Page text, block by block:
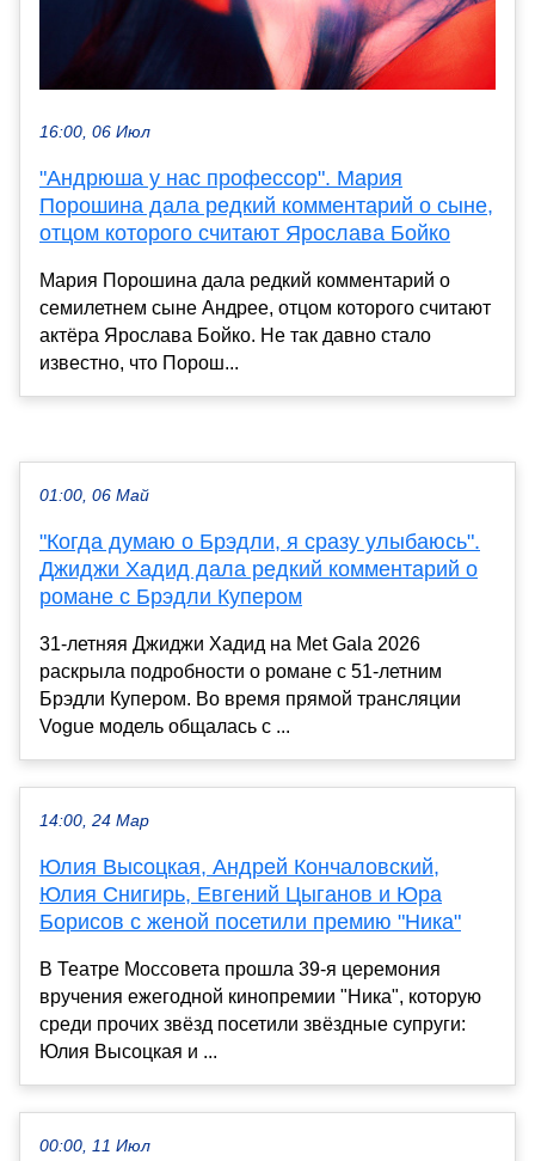
16:00, 06 Июл
"Андрюша у нас профессор". Мария
Порошина дала редкий комментарий о сыне,
отцом которого считают Ярослава Бойко
Мария Порошина дала редкий комментарий о
семилетнем сыне Андрее, отцом которого считают
актёра Ярослава Бойко. Не так давно стало
известно, что Порош...
01:00, 06 Май
"Когда думаю о Брэдли, я сразу улыбаюсь".
Джиджи Хадид дала редкий комментарий о
романе с Брэдли Купером
31-летняя Джиджи Хадид на Met Gala 2026
раскрыла подробности о романе с 51-летним
Брэдли Купером. Во время прямой трансляции
Vogue модель общалась с ...
14:00, 24 Мар
Юлия Высоцкая, Андрей Кончаловский,
Юлия Снигирь, Евгений Цыганов и Юра
Борисов с женой посетили премию "Ника"
В Театре Моссовета прошла 39-я церемония
вручения ежегодной кинопремии "Ника", которую
среди прочих звёзд посетили звёздные супруги:
Юлия Высоцкая и ...
00:00, 11 Июл